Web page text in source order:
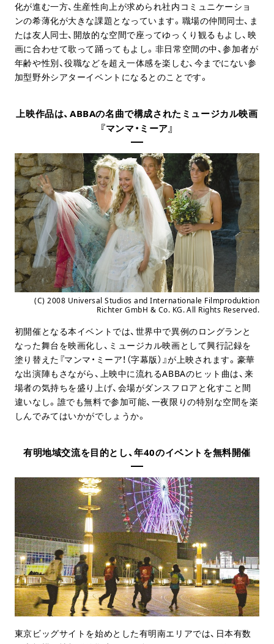
化が進む一方、生産性向上が求められ社内コミュニケーショ
ンの希薄化が大きな課題となっています。職場の仲間同士、ま
たは友人同士、開放的な空間で座ってゆっくり観るもよし、映
画に合わせて歌って踊ってもよし。非日常空間の中、参加者が
年齢や性別、役職などを超え一体感を楽しむ、今までにない参
加型野外シアターイベントになるとのことです。
上映作品は、ABBAの名曲で構成されたミュージカル映画
『マンマ・ミーア』
(C) 2008 Universal Studios and Internationale Filmproduktion
Richter GmbH & Co. KG. All Rights Reserved.
初開催となる本イベントでは、世界中で異例のロングランと
なった舞台を映画化し、ミュージカル映画として興行記録を
塗り替えた『マンマ・ミーア！（字幕版）』が上映されます。豪華
な出演陣もさながら、上映中に流れるABBAのヒット曲は、来
場者の気持ちを盛り上げ、会場がダンスフロアと化すこと間
違いなし。誰でも無料で参加可能、一夜限りの特別な空間を楽
しんでみてはいかがでしょうか。
有明地域交流を目的とし、年40のイベントを無料開催
東京ビッグサイトを始めとした有明南エリアでは、日本有数